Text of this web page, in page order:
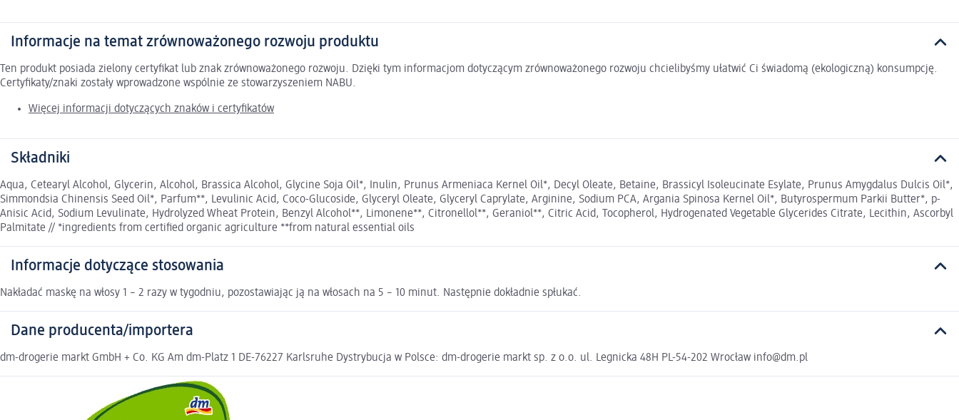
Informacje na temat zrównoważonego rozwoju produktu
Ten produkt posiada zielony certyfikat lub znak zrównoważonego rozwoju. Dzięki tym informacjom dotyczącym zrównoważonego rozwoju chcielibyśmy ułatwić Ci świadomą (ekologiczną) konsumpcję.
Certyfikaty/znaki zostały wprowadzone wspólnie ze stowarzyszeniem NABU.
Więcej informacji dotyczących znaków i certyfikatów
Składniki
Aqua, Cetearyl Alcohol, Glycerin, Alcohol, Brassica Alcohol, Glycine Soja Oil*, Inulin, Prunus Armeniaca Kernel Oil*, Decyl Oleate, Betaine, Brassicyl Isoleucinate Esylate, Prunus Amygdalus Dulcis Oil*,
Simmondsia Chinensis Seed Oil*, Parfum**, Levulinic Acid, Coco-Glucoside, Glyceryl Oleate, Glyceryl Caprylate, Arginine, Sodium PCA, Argania Spinosa Kernel Oil*, Butyrospermum Parkii Butter*, p-
Anisic Acid, Sodium Levulinate, Hydrolyzed Wheat Protein, Benzyl Alcohol**, Limonene**, Citronellol**, Geraniol**, Citric Acid, Tocopherol, Hydrogenated Vegetable Glycerides Citrate, Lecithin, Ascorbyl
Palmitate // *ingredients from certified organic agriculture **from natural essential oils
Informacje dotyczące stosowania
Nakładać maskę na włosy 1 – 2 razy w tygodniu, pozostawiając ją na włosach na 5 – 10 minut. Następnie dokładnie spłukać.
Dane producenta/importera
dm-drogerie markt GmbH + Co. KG Am dm-Platz 1 DE-76227 Karlsruhe Dystrybucja w Polsce: dm-drogerie markt sp. z o.o. ul. Legnicka 48H PL-54-202 Wrocław info@dm.pl